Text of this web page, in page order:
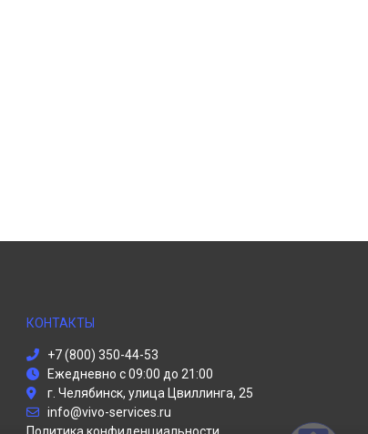
КОНТАКТЫ
+7 (800) 350-44-53
Ежедневно с 09:00 до 21:00
г. Челябинск, улица Цвиллинга, 25
info@vivo-services.ru